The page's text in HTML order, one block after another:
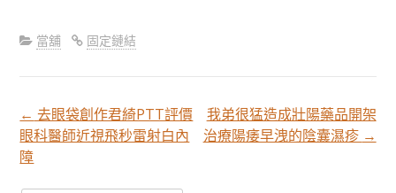
當舖 固定鏈結
文
← 去眼袋創作君綺PTT評價
眼科醫師近視飛秒雷射白內
障
我弟很猛造成壯陽藥品開架
治療陽痿早洩的陰囊濕疹 →